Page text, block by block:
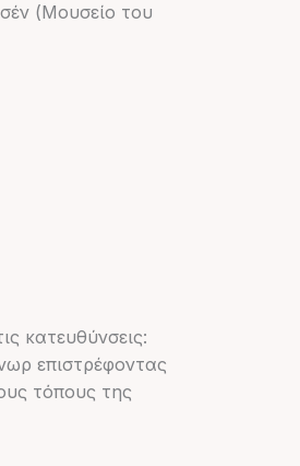
(Μουσείο του
κατευθύνσεις:
επιστρέφοντας
τόπους της